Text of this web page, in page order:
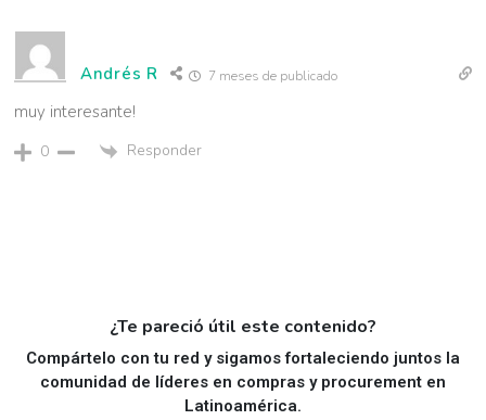
Andrés R 7 meses de publicado
muy interesante!
0 Responder
¿Te pareció útil este contenido?
Compártelo con tu red y sigamos fortaleciendo juntos la
comunidad de líderes en compras y procurement en
Latinoamérica.